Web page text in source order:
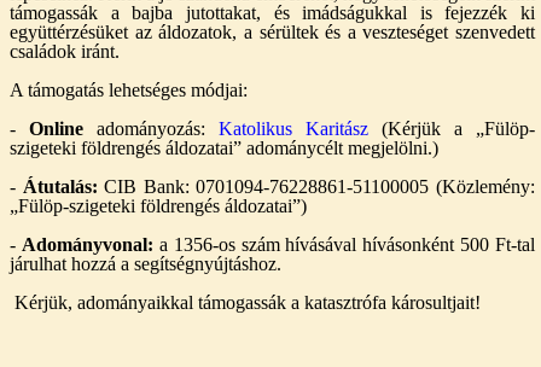
támogassák a bajba jutottakat, és imádságukkal is fejezzék ki
együttérzésüket az áldozatok, a sérültek és a veszteséget szenvedett
családok iránt.
A támogatás lehetséges módjai:
- Online adományozás: Katolikus Karitász (Kérjük a „Fülöp-
szigeteki földrengés áldozatai” adománycélt megjelölni.)
- Átutalás: CIB Bank: 0701094-76228861-51100005 (Közlemény:
„Fülöp-szigeteki földrengés áldozatai”)
- Adományvonal: a 1356-os szám hívásával hívásonként 500 Ft-tal
járulhat hozzá a segítségnyújtáshoz.
Kérjük, adományaikkal támogassák a katasztrófa károsultjait!